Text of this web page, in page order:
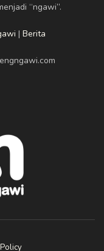
“ngawi”.
| Berita